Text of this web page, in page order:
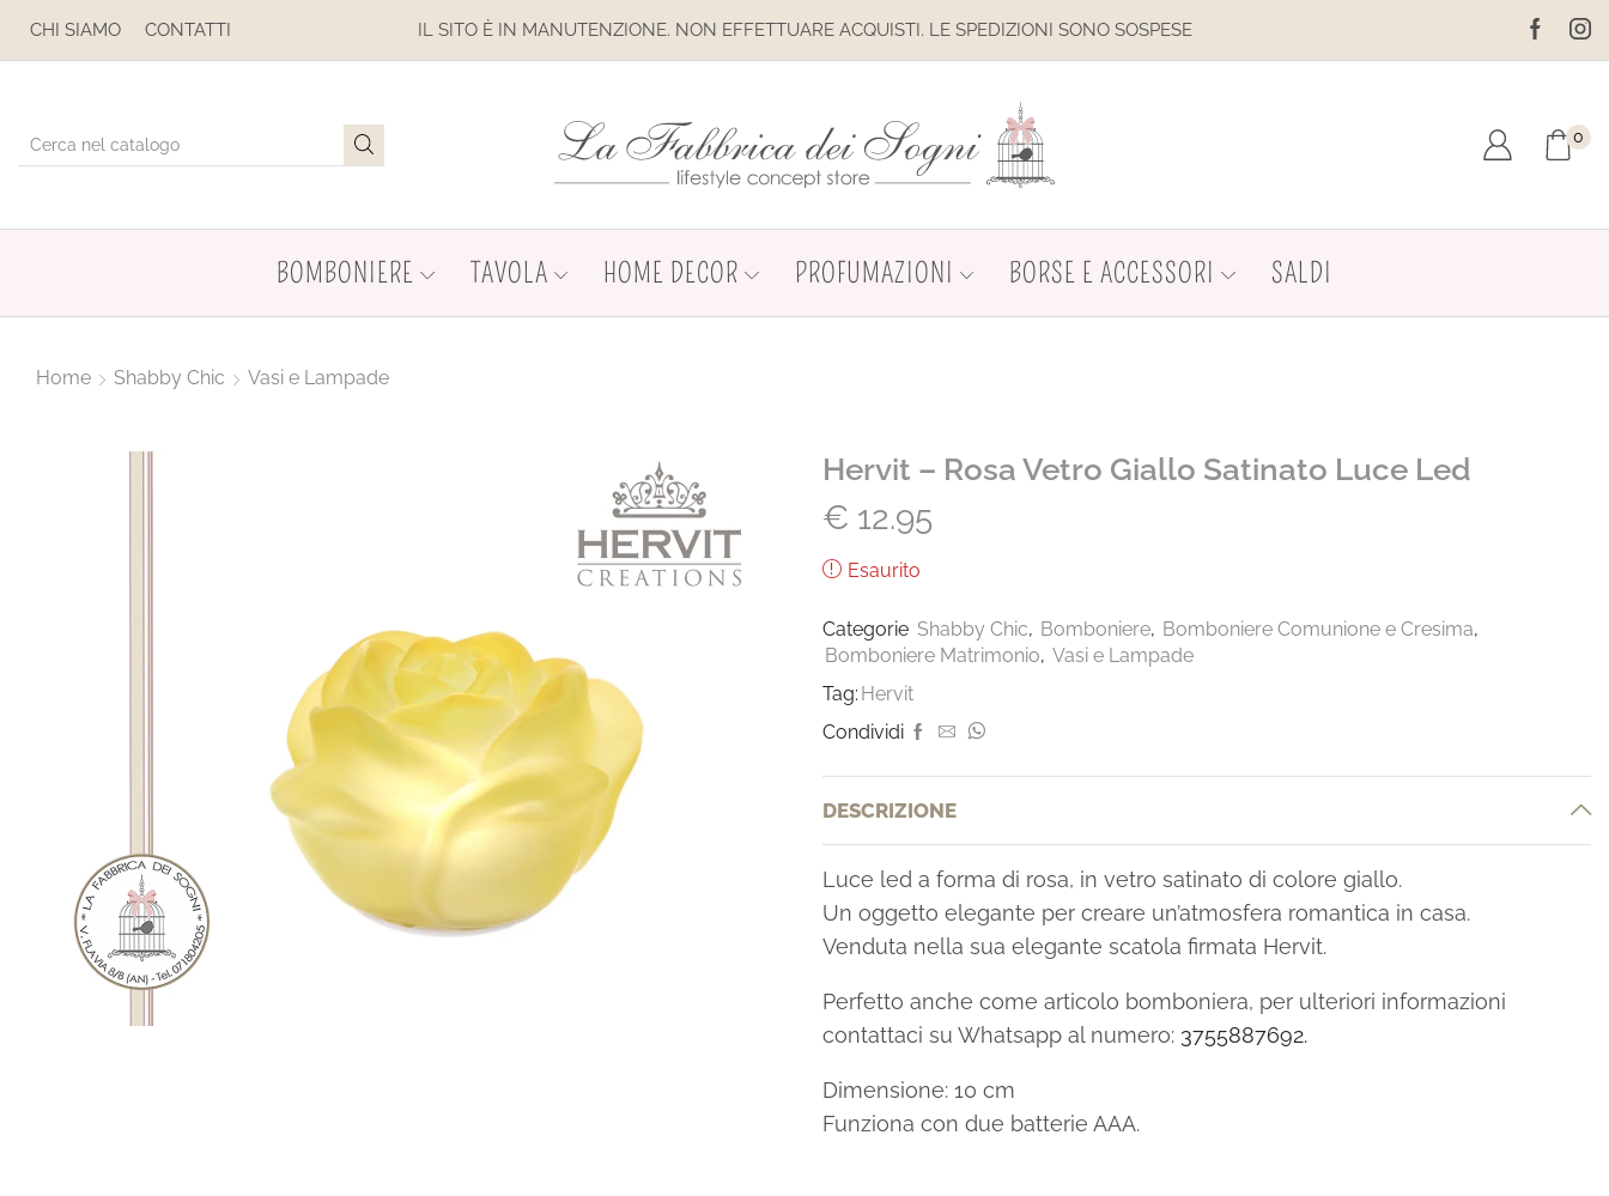
CHI SIAMO CONTATTI IL SITO È IN MANUTENZIONE. NON EFFETTUARE ACQUISTI. LE SPEDIZIONI SONO SOSPESE IL SITO È IN MANUTENZIONE.
0
BOMBONIERE TAVOLA HOME DECOR PROFUMAZIONI BORSE E ACCESSORI SALDI
Home Shabby Chic Vasi e Lampade
Hervit – Rosa Vetro Giallo Satinato Luce Led
€ 12.95
Esaurito
Categorie Shabby Chic, Bomboniere, Bomboniere Comunione e Cresima,
Bomboniere Matrimonio, Vasi e Lampade
Tag: Hervit
Condividi
DESCRIZIONE
Luce led a forma di rosa, in vetro satinato di colore giallo.
Un oggetto elegante per creare un’atmosfera romantica in casa.
Venduta nella sua elegante scatola firmata Hervit.
Perfetto anche come articolo bomboniera, per ulteriori informazioni
contattaci su Whatsapp al numero: 3755887692.
Dimensione: 10 cm
Funziona con due batterie AAA.